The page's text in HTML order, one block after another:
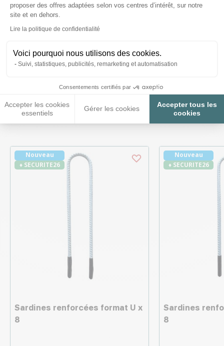
proposer des offres adaptées selon vos centres d’intérêt, sur notre
site et en dehors.
Lire la politique de confidentialité
Voici pourquoi nous utilisons des cookies.
Suivi, statistiques, publicités, remarketing et automatisation
Consentements certifiés par
Accepter les cookies
essentiels
Gérer les cookies
Accepter tous les
cookies
Axeptio consent
Posez-nous vos questions
Ces produits peuvent vous
intéresser
Nouveau
♦ SECURITE26
Sardines renforcées format U x
8
Nouveau
♦ SECURITE26
Sardines
8